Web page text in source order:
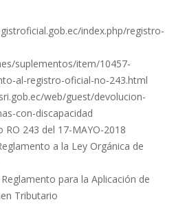
index.php/registro-
suplementos/item/10457-
al-registro-oficial-no-243.html
web/guest/devolucion-
con-discapacidad
RO 243 del 17-MAYO-2018
a la Ley Orgánica de
para la Aplicación de
Tributario